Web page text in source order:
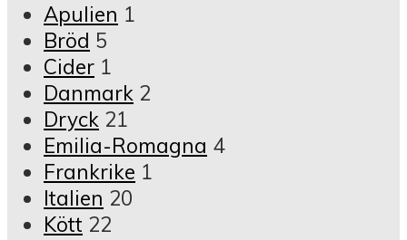
Apulien 1
Bröd 5
Cider 1
Danmark 2
Dryck 21
Emilia-Romagna 4
Frankrike 1
Italien 20
Kött 22